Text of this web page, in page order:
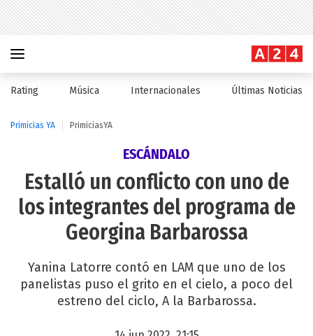
Rating Música Internacionales Últimas Noticias
Primicias YA PrimiciasYA
ESCÁNDALO
Estalló un conflicto con uno de
los integrantes del programa de
Georgina Barbarossa
Yanina Latorre contó en LAM que uno de los
panelistas puso el grito en el cielo, a poco del
estreno del ciclo, A la Barbarossa.